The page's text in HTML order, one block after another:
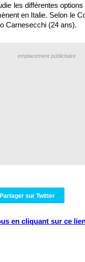
les différentes options
en Italie. Selon le
Carnesecchi (24 ans).
emplacement publicitaire
Partager sur Twitter
en cliquant sur ce